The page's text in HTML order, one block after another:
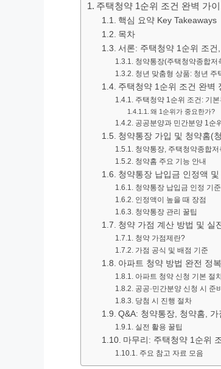
주택청약 1순위 조건 완벽 가
핵심 요약 Key Takeaways
목차
서론: 주택청약 1순위 조건
청약통장(주택청약종합저
청년 맞춤형 상품: 청년 주
주택청약 1순위 조건 완벽
주택청약 1순위 조건: 기
왜 1순위가 중요한가?
공공분양과 민간분양 1순
청약통장 가입 및 청약홈(
청약통장, 주택청약종합저
청약홈 주요 기능 안내
청약통장 납입금 인정액
청약통장 납입금 인정 기준
인정액이 높을 때 장점
청약통장 관리 꿀팁
청약 가점 계산 방법 및 실
청약 가점제란?
가점 공식 및 배점 기준
아파트 청약 방법 완전 정복
아파트 청약 신청 기본 절
공공·민간분양 신청 시 준
당첨 시 진행 절차
Q&A: 청약통장, 청약홈,
실전 활용 꿀팁
마무리: 주택청약 1순위
주요 참고 자료 모음